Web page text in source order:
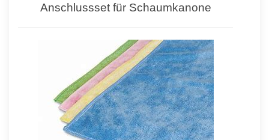
Anschlussset für Schaumkanone